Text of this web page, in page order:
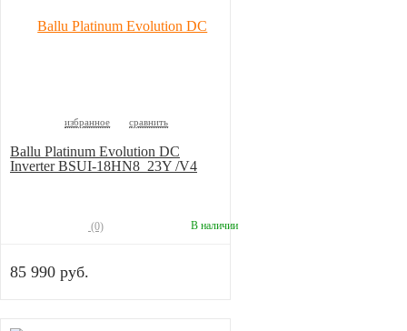
избранное сравнить
Ballu Platinum Evolution DC
Inverter BSUI-18HN8_23Y /V4
(0) В наличии
85 990 руб.